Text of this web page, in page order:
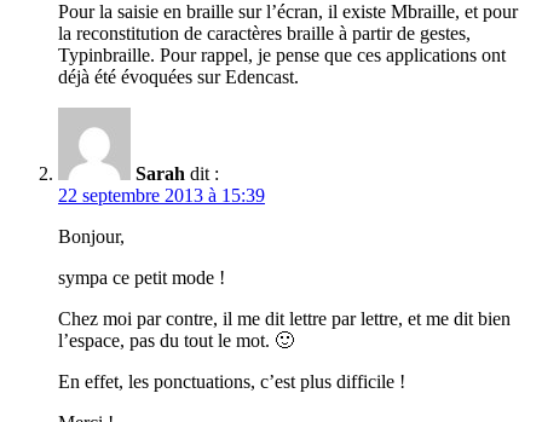
Pour la saisie en braille sur l’écran, il existe Mbraille, et pour
la reconstitution de caractères braille à partir de gestes,
Typinbraille. Pour rappel, je pense que ces applications ont
déjà été évoquées sur Edencast.
Sarah dit :
22 septembre 2013 à 15:39
Bonjour,
sympa ce petit mode !
Chez moi par contre, il me dit lettre par lettre, et me dit bien
l’espace, pas du tout le mot. 🙂
En effet, les ponctuations, c’est plus difficile !